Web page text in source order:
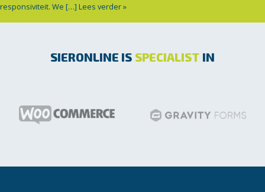
responsiviteit. We […] Lees verder »
SIERONLINE IS SPECIALIST IN